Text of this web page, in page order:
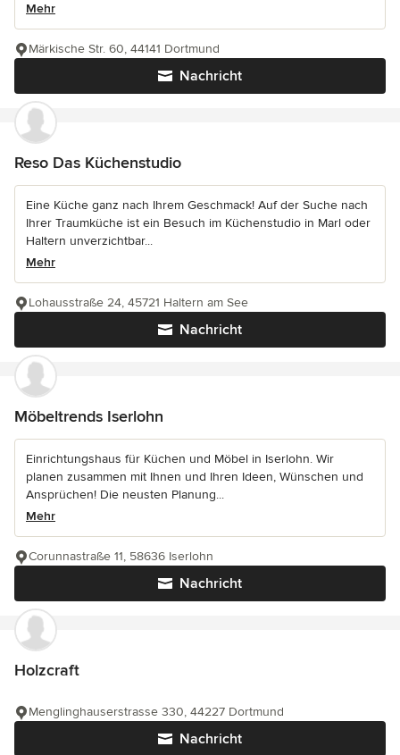
Mehr
Nachricht
Märkische Str. 60, 44141 Dortmund
Reso Das Küchenstudio
Eine Küche ganz nach Ihrem Geschmack! Auf der Suche nach
Ihrer Traumküche ist ein Besuch im Küchenstudio in Marl oder
Haltern unverzichtbar...
Mehr
Nachricht
Lohausstraße 24, 45721 Haltern am See
Möbeltrends Iserlohn
Einrichtungshaus für Küchen und Möbel in Iserlohn. Wir
planen zusammen mit Ihnen und Ihren Ideen, Wünschen und
Ansprüchen! Die neusten Planung...
Mehr
Nachricht
Corunnastraße 11, 58636 Iserlohn
Holzcraft
Nachricht
Menglinghauserstrasse 330, 44227 Dortmund